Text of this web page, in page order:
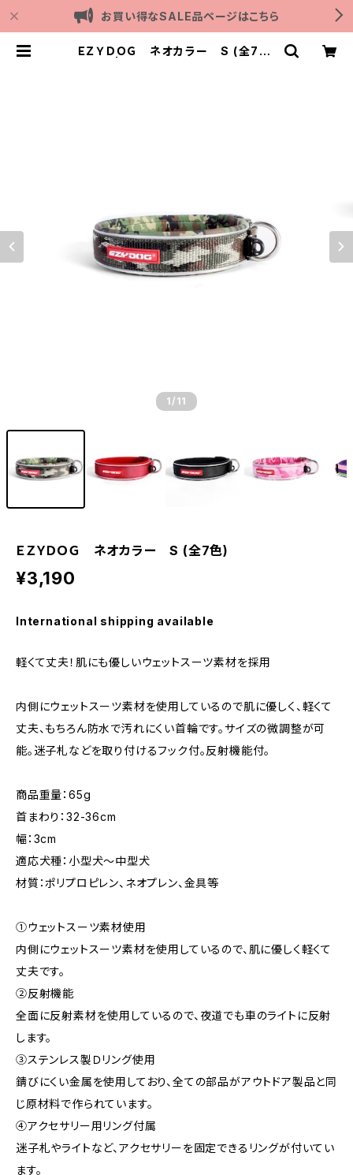
お買い得なSALE品ページはこちら
ＥＺＹＤＯＧ ネオカラー S (全7色)
1 /11
ＥＺＹＤＯＧ ネオカラー S (全7色)
¥3,190
International shipping available
軽くて丈夫！肌にも優しいウェットスーツ素材を採用
内側にウェットスーツ素材を使用しているので肌に優しく、軽くて
丈夫、もちろん防水で汚れにくい首輪です。サイズの微調整が可
能。迷子札などを取り付けるフック付。反射機能付。
商品重量：65g
首まわり：32-36cm
幅：3cm
適応犬種：小型犬～中型犬
材質：ポリプロピレン、ネオプレン、金具等
①ウェットスーツ素材使用
内側にウェットスーツ素材を使用しているので、肌に優しく軽くて
丈夫です。
②反射機能
全面に反射素材を使用しているので、夜道でも車のライトに反射
します。
③ステンレス製Ｄリング使用
錆びにくい金属を使用しており、全ての部品がアウトドア製品と同
じ原材料で作られています。
④アクセサリー用リング付属
迷子札やライトなど、アクセサリーを固定できるリングが付いてい
ます。